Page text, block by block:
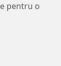
pentru o